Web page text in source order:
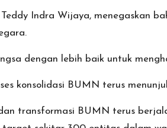
Indra Wijaya, menegaskan
dengan lebih baik untuk
konsolidasi BUMN terus
dan transformasi BUMN terus